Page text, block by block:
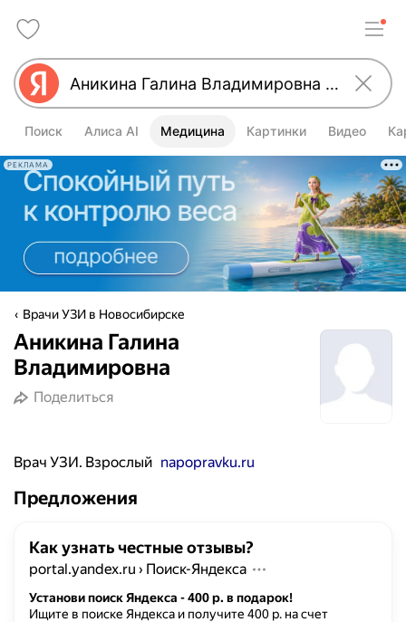
Поиск Алиса AI Медицина Картинки Видео
РЕКЛАМА
Врачи УЗИ в Новосибирске
Аникина Галина
Владимировна
Поделиться
Врач УЗИ. Взрослый napopravku.ru
Предложения
Как узнать честные отзывы?
portal.yandex.ru › Поиск-Яндекса
Установи поиск Яндекса - 400 р. в подарок!
Ищите в поиске Яндекса и получите 400 р. на счет